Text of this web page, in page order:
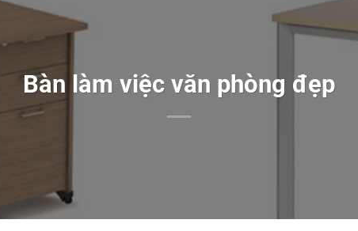
Bàn làm việc văn phòng đẹp